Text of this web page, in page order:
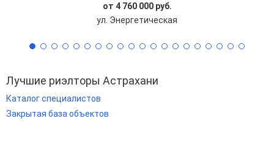
от 4 760 000 руб.
ул. Энергетическая
Лучшие риэлторы Астрахани
Каталог специалистов
Закрытая база объектов